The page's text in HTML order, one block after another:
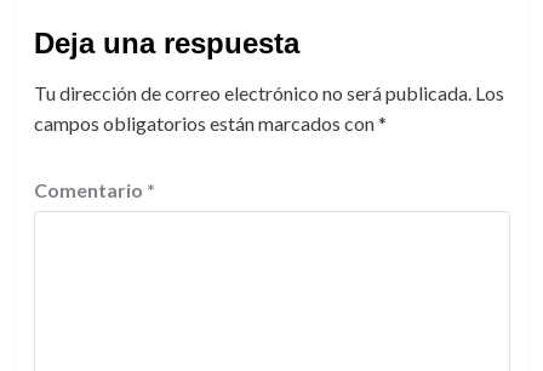
Deja una respuesta
Tu dirección de correo electrónico no será publicada. Los
campos obligatorios están marcados con*
Comentario *